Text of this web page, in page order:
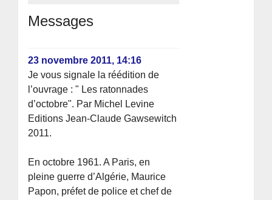
Messages
23 novembre 2011, 14:16
Je vous signale la réédition de
l’ouvrage : " Les ratonnades
d’octobre". Par Michel Levine
Editions Jean-Claude Gawsewitch
2011.
En octobre 1961. A Paris, en
pleine guerre d’Algérie, Maurice
Papon, préfet de police et chef de